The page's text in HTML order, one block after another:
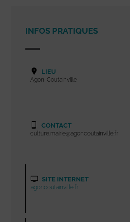
INFOS PRATIQUES
LIEU
Agon-Coutainville
CONTACT
culture.mairie@agoncoutainville.fr
SITE INTERNET
agoncoutainville.fr